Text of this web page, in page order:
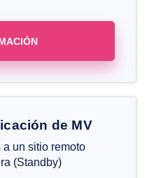
de MV
un sitio remoto
(Standby)